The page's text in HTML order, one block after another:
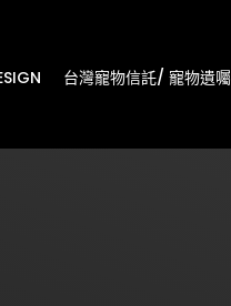
台灣寵物信託/ 寵物遺囑